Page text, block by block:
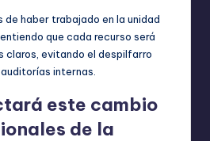
de haber trabajado en la unidad
que cada recurso será
claros, evitando el despilfarro
internas.
este cambio
de la